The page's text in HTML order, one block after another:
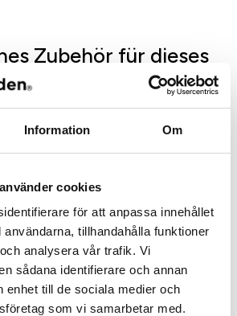
Information Om
cookies
för att anpassa innehållet
tillhandahålla funktioner
analysera vår trafik. Vi
sådana identifierare och annan
enhet till de sociala medier och
som vi samarbetar med.
Zubehör für dieses
Produkt
Kissenbezug Forest